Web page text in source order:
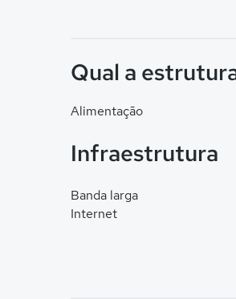
Qual a
Alimentação
Infraestrutura
Banda larga
Internet